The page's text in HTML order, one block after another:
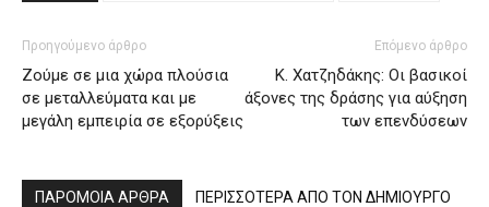
Προηγούμενο άρθρο
Ζούμε σε μια χώρα πλούσια
σε μεταλλεύματα και με
μεγάλη εμπειρία σε εξορύξεις
Επόμενο άρθρο
Κ. Χατζηδάκης: Οι βασικοί
άξονες της δράσης για αύξηση
των επενδύσεων
ΠΑΡΟΜΟΙΑ ΑΡΘΡΑ ΠΕΡΙΣΣΟΤΕΡΑ ΑΠΟ ΤΟΝ ΔΗΜΙΟΥΡΓΟ